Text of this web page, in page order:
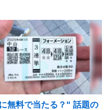
無料で当たる？" 話題の